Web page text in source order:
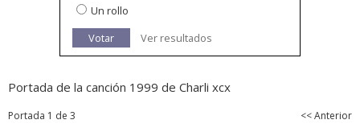
Un rollo
Votar
Ver resultados
Portada de la canción 1999 de Charli xcx
Portada 1 de 3 << Anterior